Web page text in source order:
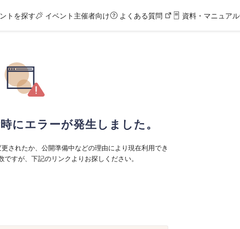
トを探す イベント主催者向け よくある質問 資料・マニュアル
にエラーが発生しました。
されたか、公開準備中などの理由により現在利用でき
すが、下記のリンクよりお探しください。